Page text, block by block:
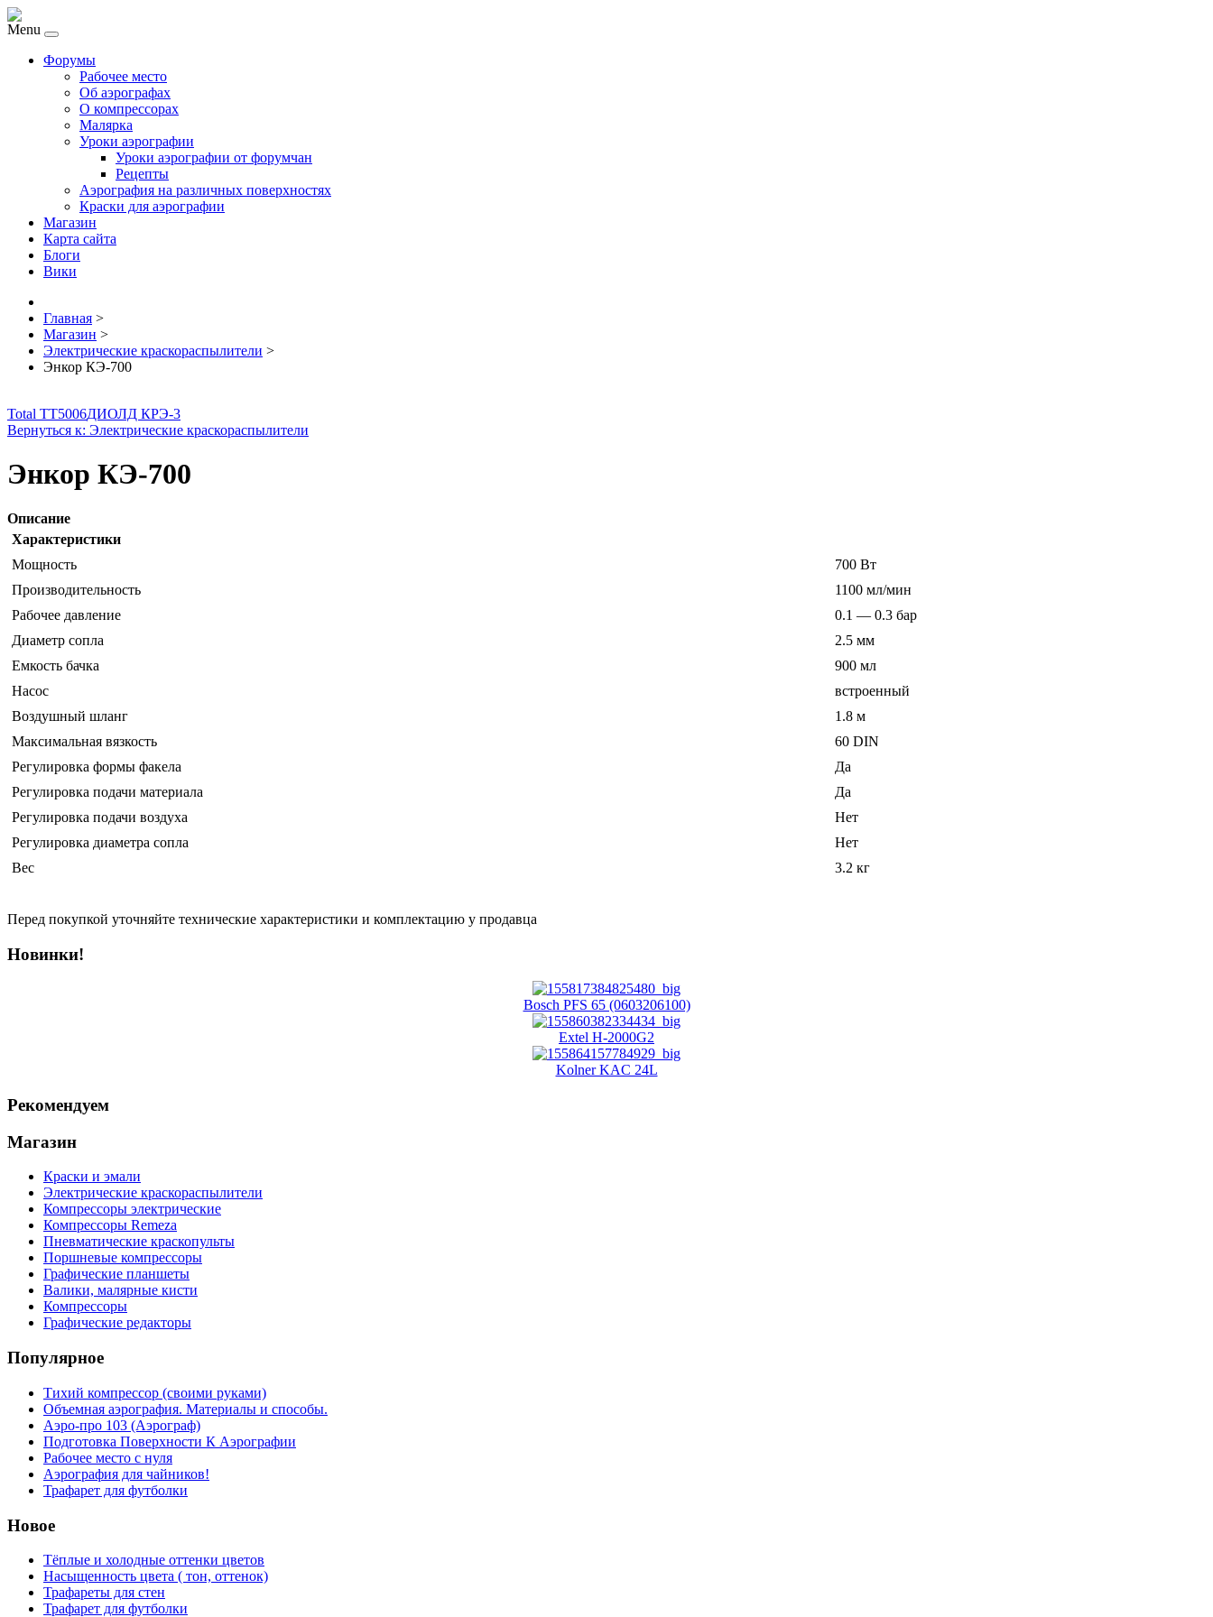
Menu
Форумы
Рабочее место
Об аэрографах
О компрессорах
Малярка
Уроки аэрографии
Уроки аэрографии от форумчан
Рецепты
Аэрография на различных поверхностях
Краски для аэрографии
Магазин
Карта сайта
Блоги
Вики
Главная >
Магазин >
Электрические краскораспылители >
Энкор КЭ-700
Total TT5006ДИОЛД КРЭ-3
Вернуться к: Электрические краскораспылители
Энкор КЭ-700
Описание
Характеристики
Мощность
700 Вт
Производительность
1100 мл/мин
Рабочее давление
0.1 — 0.3 бар
Диаметр сопла
2.5 мм
Емкость бачка
900 мл
Насос
встроенный
Воздушный шланг
1.8 м
Максимальная вязкость
60 DIN
Регулировка формы факела
Да
Регулировка подачи материала
Да
Регулировка подачи воздуха
Нет
Регулировка диаметра сопла
Нет
Вес
3.2 кг
Перед покупкой уточняйте технические характеристики и комплектацию у продавца
Новинки!
Bosch PFS 65 (0603206100)
Extel H-2000G2
Kolner KAC 24L
Рекомендуем
Магазин
Краски и эмали
Электрические краскораспылители
Компрессоры электрические
Компрессоры Remeza
Пневматические краскопульты
Поршневые компрессоры
Графические планшеты
Валики, малярные кисти
Компрессоры
Графические редакторы
Популярное
Тихий компрессор (своими руками)
Объемная аэрография. Материалы и способы.
Аэро-про 103 (Аэрограф)
Подготовка Поверхности К Аэрографии
Рабочее место с нуля
Аэрография для чайников!
Трафарет для футболки
Новое
Тёплые и холодные оттенки цветов
Насыщенность цвета ( тон, оттенок)
Трафареты для стен
Трафарет для футболки